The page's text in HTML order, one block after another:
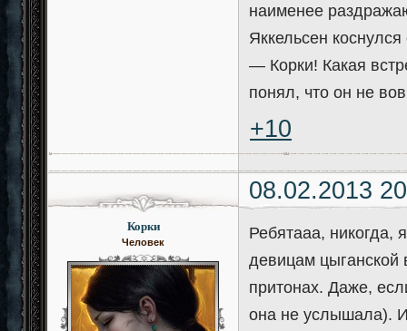
наименее
Яккельсен коснулся
— Корки! Какая
понял, что он не
+10
08.02.2013
Корки
Человек
Ребятааа, никогда,
девицам
притонах. Даже,
она не услышала). И